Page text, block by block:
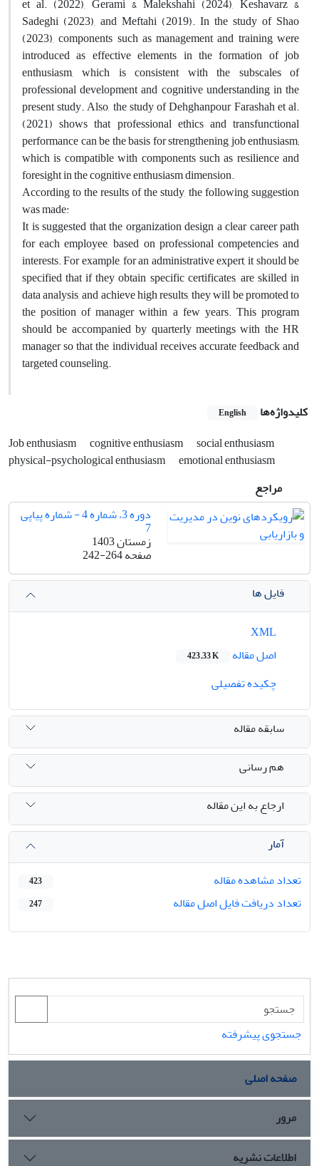
Sadeghi (2023), and Meftahi (2019). In the study of Shao
(2023), components such as management and training were
introduced as effective elements in the formation of job
enthusiasm, which is consistent with the subscales of
professional development and cognitive understanding in the
present study. Also, the study of Dehghanpour Farashah et al.
(2021) shows that professional ethics and transfunctional
performance can be the basis for strengthening job enthusiasm;
which is compatible with components such as resilience and
foresight in the cognitive enthusiasm dimension.
According to the results of the study, the following suggestion
was made:
It is suggested that the organization design a clear career path
for each employee, based on professional competencies and
interests. For example, for an administrative expert, it should be
specified that if they obtain specific certificates, are skilled in
data analysis, and achieve high results, they will be promoted to
the position of manager within a few years. This program
should be accompanied by quarterly meetings with the HR
manager so that the individual receives accurate feedback and
targeted counseling.
کلیدواژه‌ها English
Job enthusiasm cognitive enthusiasm
social enthusiasm
physical-psychological enthusiasm
emotional enthusiasm
مراجع
دوره 3، شماره 4 - شماره پیاپی
7
زمستان 1403
صفحه242-264
فایل ها
اصل مقاله
423.33 K
چکیده تفصیلی
سابقه مقاله
هم رسانی
ارجاع به این مقاله
آمار
تعداد مشاهده مقاله
423
تعداد دریافت فایل اصل مقاله 247
جستجوی پیشرفته
صفحه اصلی
مرور
اطلاعات نشریه